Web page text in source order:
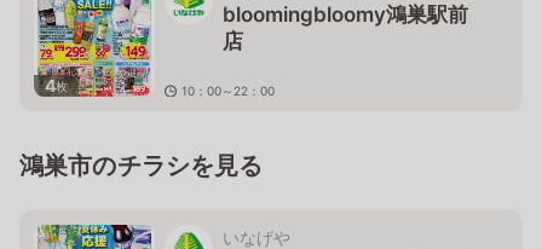
4枚
bloomingbloomy鴻巣駅前
店
10：00～22：00
鴻巣市のチラシを見る
いなげや